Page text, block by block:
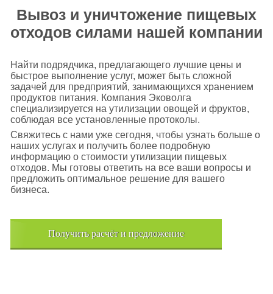
Вывоз и уничтожение пищевых
отходов силами нашей компании
Найти подрядчика, предлагающего лучшие цены и
быстрое выполнение услуг, может быть сложной
задачей для предприятий, занимающихся хранением
продуктов питания. Компания Эковолга
специализируется на утилизации овощей и фруктов,
соблюдая все установленные протоколы.
Свяжитесь с нами уже сегодня, чтобы узнать больше о
наших услугах и получить более подробную
информацию о стоимости утилизации пищевых
отходов. Мы готовы ответить на все ваши вопросы и
предложить оптимальное решение для вашего
бизнеса.
Получить расчёт и предложение